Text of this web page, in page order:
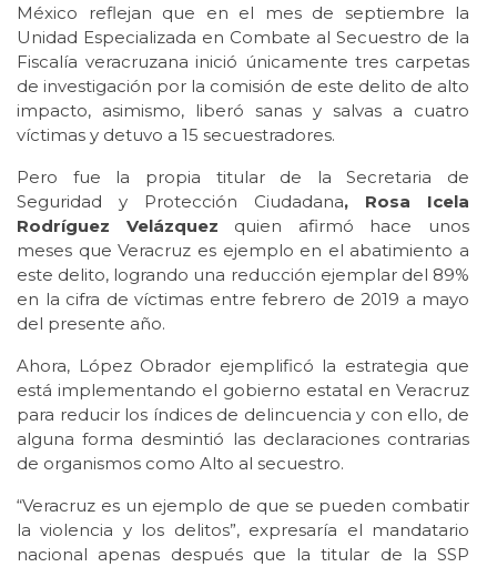
México reflejan que en el mes de septiembre la
Unidad Especializada en Combate al Secuestro de la
Fiscalía veracruzana inició únicamente tres carpetas
de investigación por la comisión de este delito de alto
impacto, asimismo, liberó sanas y salvas a cuatro
víctimas y detuvo a 15 secuestradores.
Pero fue la propia titular de la Secretaria de
Seguridad y Protección Ciudadana, Rosa Icela
Rodríguez Velázquez quien afirmó hace unos
meses que Veracruz es ejemplo en el abatimiento a
este delito, logrando una reducción ejemplar del 89%
en la cifra de víctimas entre febrero de 2019 a mayo
del presente año.
Ahora, López Obrador ejemplificó la estrategia que
está implementando el gobierno estatal en Veracruz
para reducir los índices de delincuencia y con ello, de
alguna forma desmintió las declaraciones contrarias
de organismos como Alto al secuestro.
“Veracruz es un ejemplo de que se pueden combatir
la violencia y los delitos”, expresaría el mandatario
nacional apenas después que la titular de la SSP